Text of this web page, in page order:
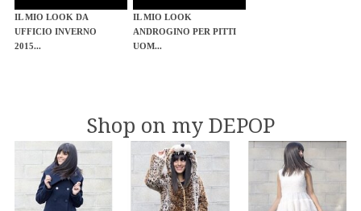
IL MIO LOOK DA
UFFICIO INVERNO
2015...
IL MIO LOOK
ANDROGINO PER PITTI
UOM...
Shop on my DEPOP